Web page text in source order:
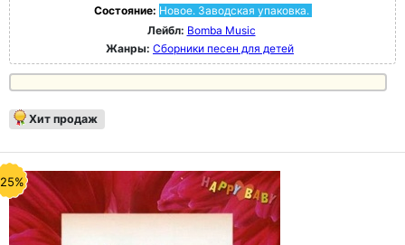
Состояние: Новое. Заводская упаковка.
Лейбл: Bomba Music
Жанры: Сборники песен для детей
Хит продаж